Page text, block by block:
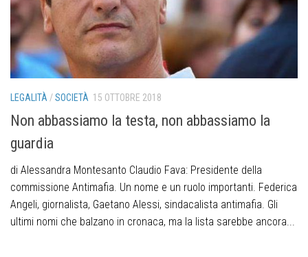
LEGALITÀ/SOCIETÀ 15 OTTOBRE 2018
Non abbassiamo la testa, non abbassiamo la
guardia
di Alessandra Montesanto Claudio Fava: Presidente della
commissione Antimafia. Un nome e un ruolo importanti. Federica
Angeli, giornalista, Gaetano Alessi, sindacalista antimafia. Gli
ultimi nomi che balzano in cronaca, ma la lista sarebbe ancora...